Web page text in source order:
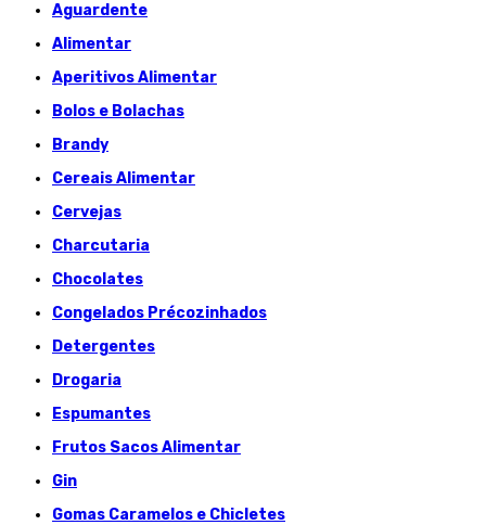
Aguardente
Alimentar
Aperitivos Alimentar
Bolos e Bolachas
Brandy
Cereais Alimentar
Cervejas
Charcutaria
Chocolates
Congelados Précozinhados
Detergentes
Drogaria
Espumantes
Frutos Sacos Alimentar
Gin
Gomas Caramelos e Chicletes